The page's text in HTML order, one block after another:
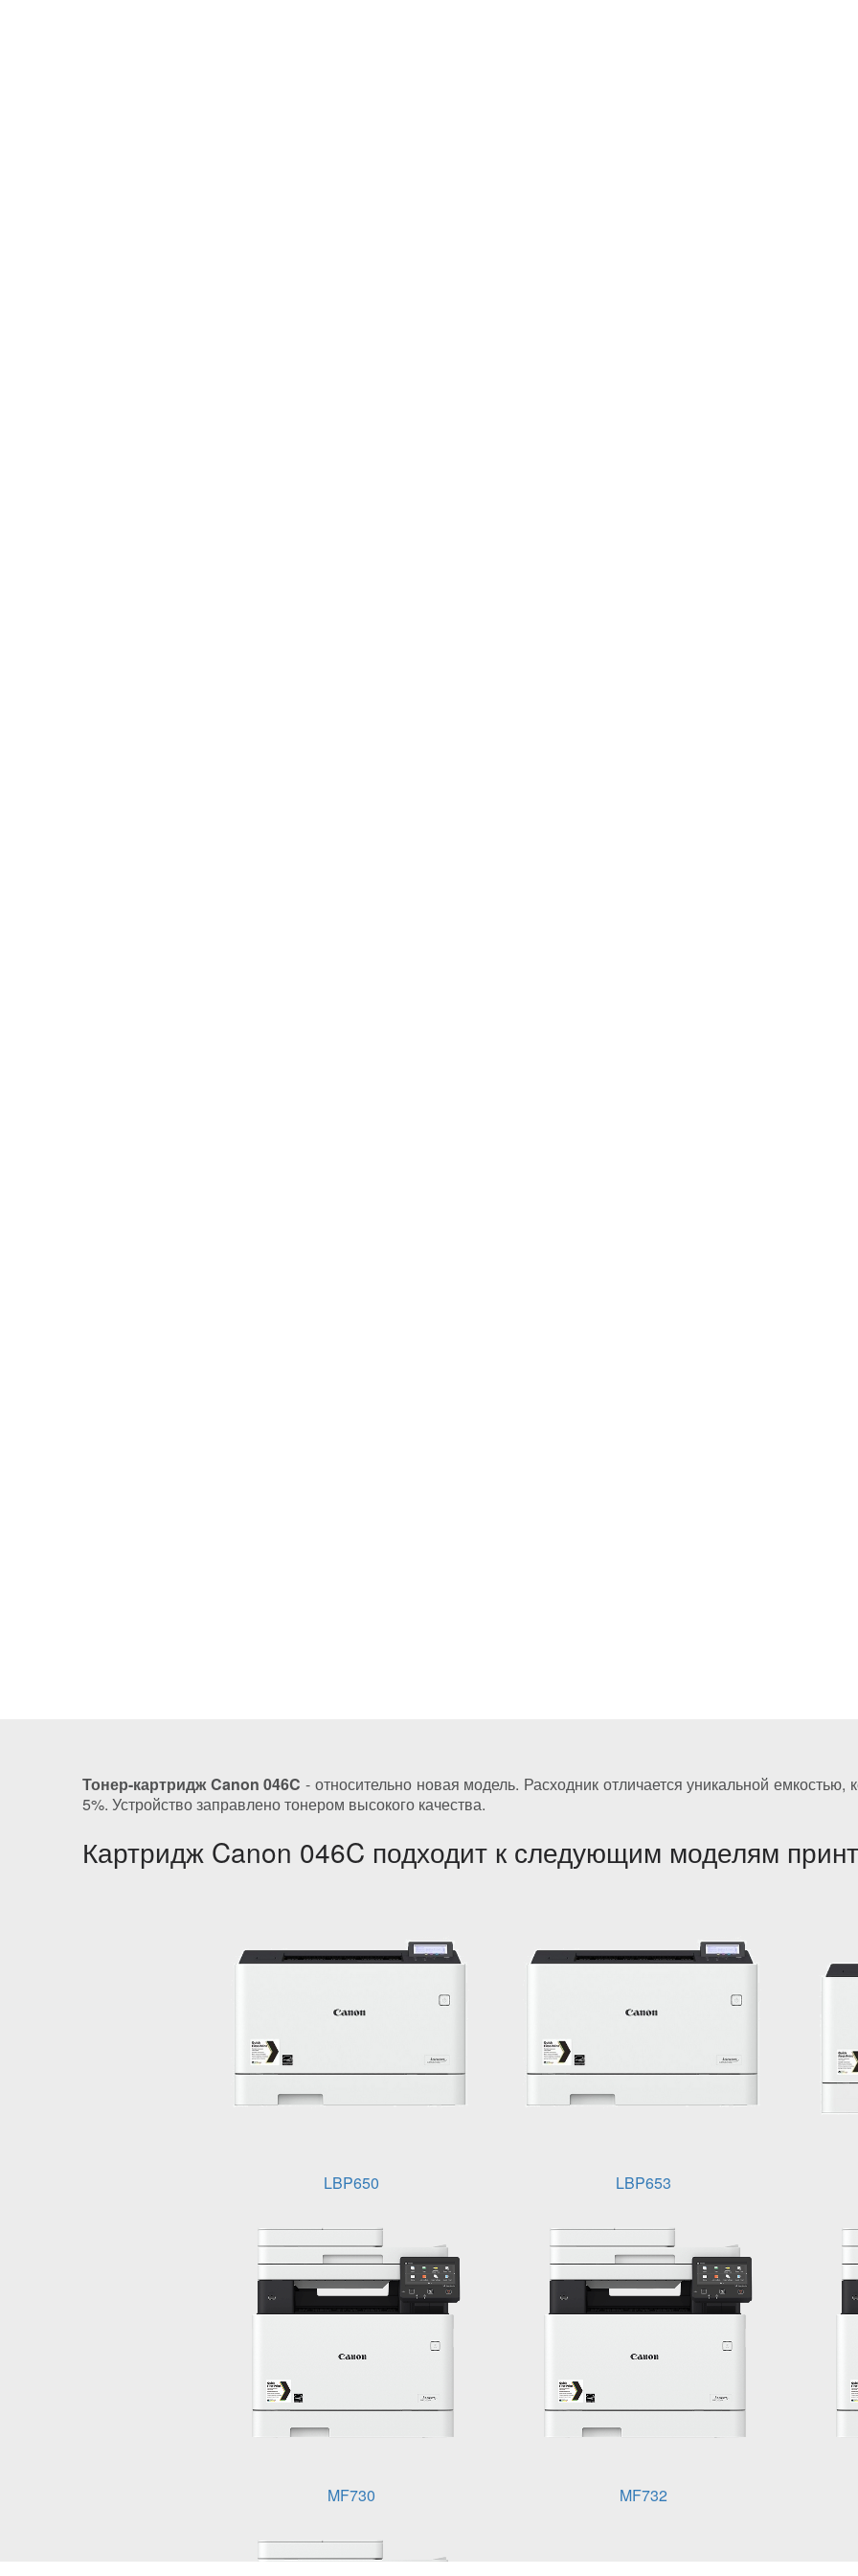
Тонер-картридж Canon 046C- относительно новая модель. Расходник отличается уникальной емкостью,
5%. Устройство заправлено тонером высокого качества.
Картридж Canon 046C подходит к следующим моделям
LBP650 LBP653
MF730 MF732